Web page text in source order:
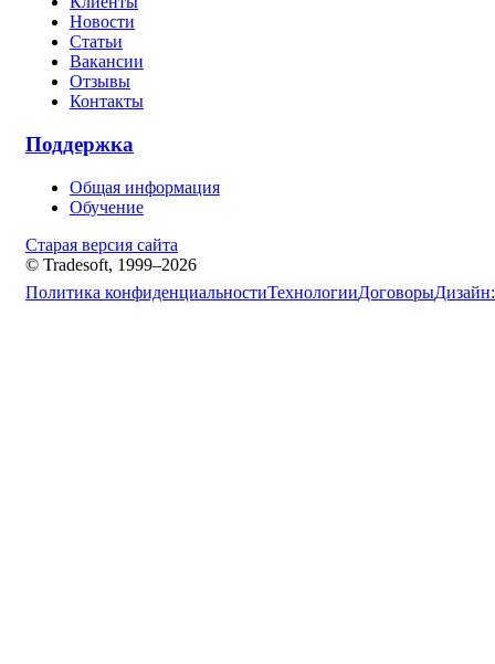
Новости
Статьи
Вакансии
Отзывы
Контакты
Поддержка
Общая информация
Обучение
Старая версия сайта
© Tradesoft, 1999–2026
Политика конфиденциальностиТехнологииДоговорыДизайн: